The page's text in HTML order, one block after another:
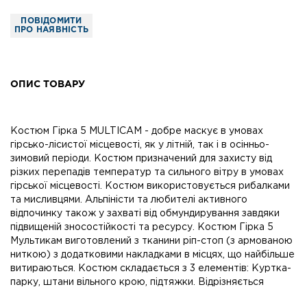
ПОВІДОМИТИ
ПРО НАЯВНІСТЬ
ОПИС ТОВАРУ
Костюм Гірка 5 MULTICAM - добре маскує в умовах
гірсько-лісистої місцевості, як у літній, так і в осінньо-
зимовий періоди. Костюм призначений для захисту від
різких перепадів температур та сильного вітру в умовах
гірської місцевості. Костюм використовується рибалками
та мисливцями. Альпіністи та любителі активного
відпочинку також у захваті від обмундирування завдяки
підвищеній зносостійкості та ресурсу. Костюм Гірка 5
Мультикам виготовлений з тканини ріп-стоп (з армованою
ниткою) з додатковими накладками в місцях, що найбільше
витираються. Костюм складається з 3 елементів: Куртка-
парку, штани вільного крою, підтяжки. Відрізняється